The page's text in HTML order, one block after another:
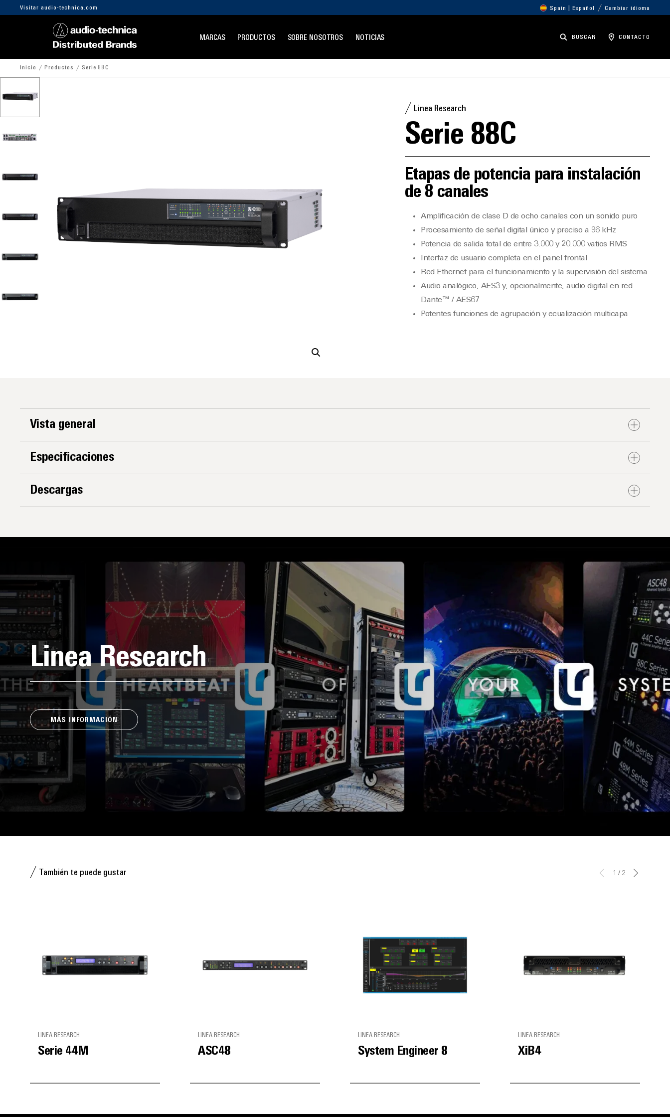
Visitar audio-technica.com Spain | Español Cambiar idioma
MARCAS PRODUCTOS SOBRE NOSOTROS NOTICIAS BUSCAR CONTACTO
Inicio Productos Serie 88C
Linea Research
Serie 88C
Etapas de potencia para instalación
de 8 canales
Amplificación de clase D de ocho canales con un sonido puro
Procesamiento de señal digital único y preciso a 96 kHz
Potencia de salida total de entre 3.000 y 20.000 vatios RMS
Interfaz de usuario completa en el panel frontal
Red Ethernet para el funcionamiento y la supervisión del sistema
Audio analógico, AES3 y, opcionalmente, audio digital en red
Dante™ / AES67
Potentes funciones de agrupación y ecualización multicapa
Vista general
Especificaciones
Descargas
Linea Research
MÁS INFORMACIÓN
También te puede gustar
LINEA RESEARCH
Serie 44M
LINEA RESEARCH
ASC48
LINEA RESEARCH
System Engineer 8
LINEA RESEARCH
XiB4
1 / 2